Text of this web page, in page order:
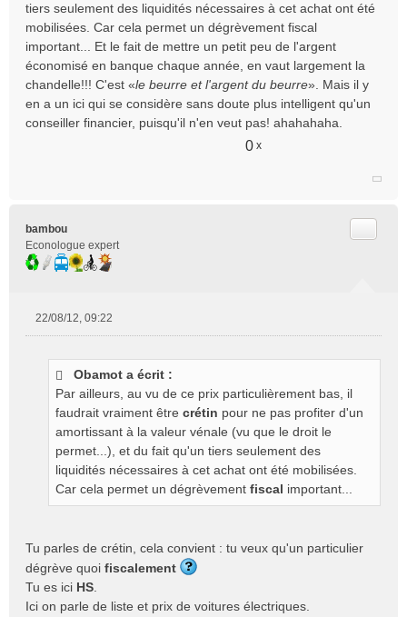
tiers seulement des liquidités nécessaires à cet achat ont été
mobilisées. Car cela permet un dégrèvement fiscal
important... Et le fait de mettre un petit peu de l'argent
économisé en banque chaque année, en vaut largement la
chandelle!!! C'est «le beurre et l'argent du beurre». Mais il y
en a un ici qui se considère sans doute plus intelligent qu'un
conseiller financier, puisqu'il n'en veut pas! ahahahaha.
0 x
bambou
Econologue expert
22/08/12, 09:22
Obamot a écrit :
Par ailleurs, au vu de ce prix particulièrement bas, il
faudrait vraiment être crétin pour ne pas profiter d'un
amortissant à la valeur vénale (vu que le droit le
permet...), et du fait qu'un tiers seulement des
liquidités nécessaires à cet achat ont été mobilisées.
Car cela permet un dégrèvement fiscal important...
Tu parles de crétin, cela convient : tu veux qu'un particulier
dégrève quoi fiscalement
Tu es ici HS
Ici on parle de liste et prix de voitures électriques.